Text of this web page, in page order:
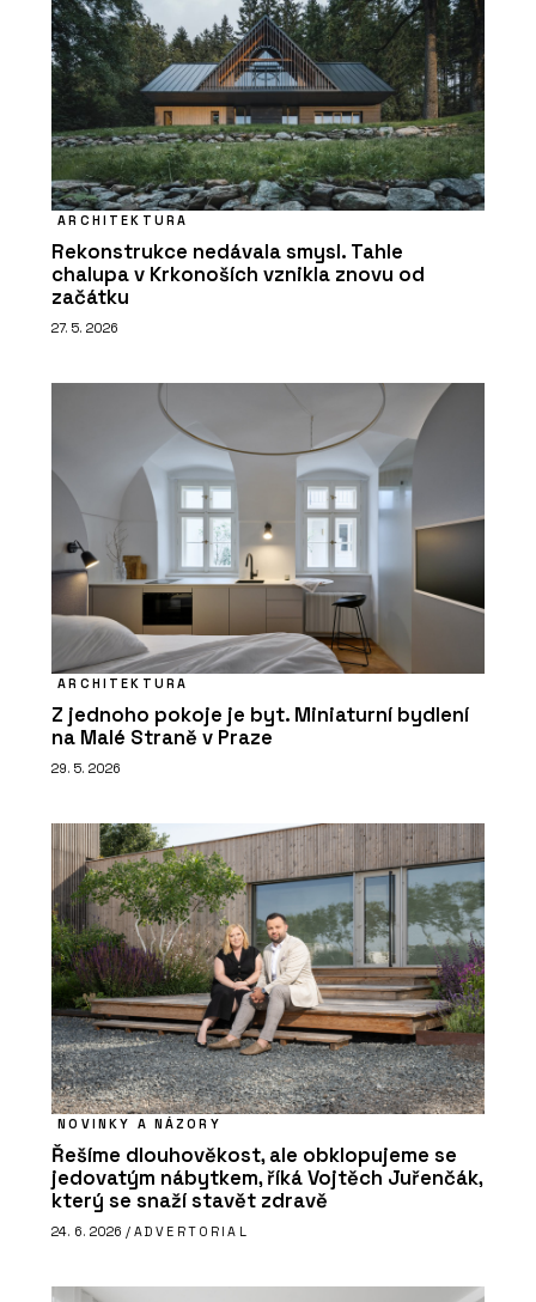
ARCHITEKTURA
Rekonstrukce nedávala smysl. Tahle
chalupa v Krkonoších vznikla znovu od
začátku
27. 5. 2026
ARCHITEKTURA
Z jednoho pokoje je byt. Miniaturní bydlení
na Malé Straně v Praze
29. 5. 2026
NOVINKY A NÁZORY
Řešíme dlouhověkost, ale obklopujeme se
jedovatým nábytkem, říká Vojtěch Juřenčák,
který se snaží stavět zdravě
24. 6. 2026 / ADVERTORIAL